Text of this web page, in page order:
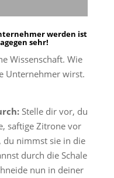
werden ist
sehr!
Wissenschaft. Wie
Unternehmer wirst.
Stelle dir vor, du
saftige Zitrone vor
du nimmst sie in die
durch die Schale
nun in deiner